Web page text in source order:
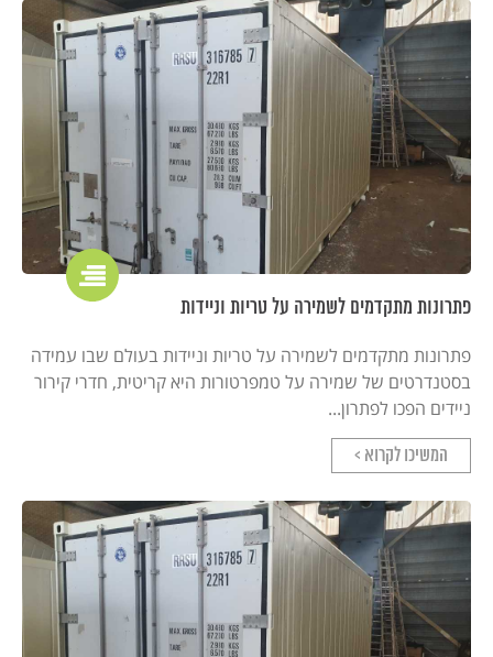
פתרונות מתקדמים לשמירה על טריות וניידות
פתרונות מתקדמים לשמירה על טריות וניידות בעולם שבו עמידה
בסטנדרטים של שמירה על טמפרטורות היא קריטית, חדרי קירור
ניידים הפכו לפתרון...
המשיכו לקרוא >